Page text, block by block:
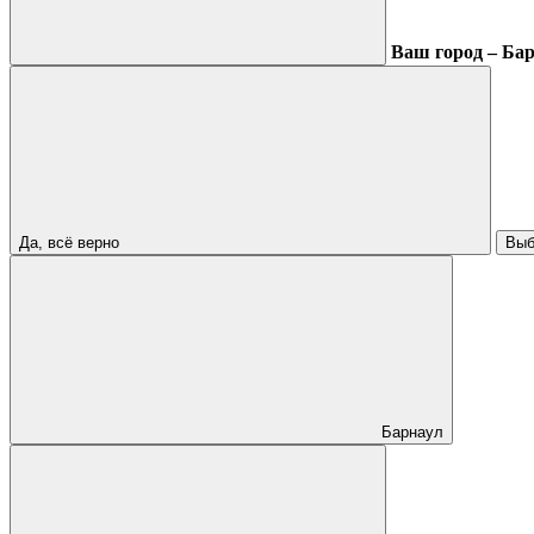
Ваш город –
Да, всё верно
Барнаул